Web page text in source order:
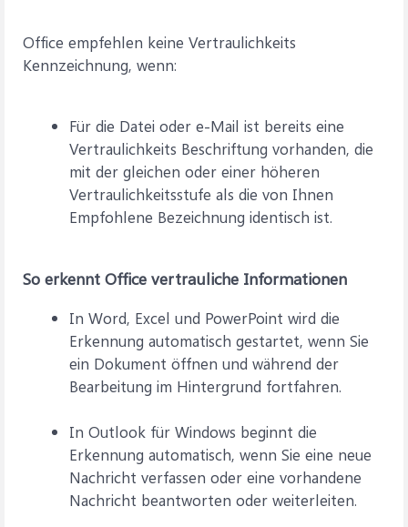
Office empfehlen keine Vertraulichkeits
Kennzeichnung, wenn:
Für die Datei oder e-Mail ist bereits eine
Vertraulichkeits Beschriftung vorhanden, die
mit der gleichen oder einer höheren
Vertraulichkeitsstufe als die von Ihnen
Empfohlene Bezeichnung identisch ist.
So erkennt Office vertrauliche Informationen
In Word, Excel und PowerPoint wird die
Erkennung automatisch gestartet, wenn Sie
ein Dokument öffnen und während der
Bearbeitung im Hintergrund fortfahren.
In Outlook für Windows beginnt die
Erkennung automatisch, wenn Sie eine neue
Nachricht verfassen oder eine vorhandene
Nachricht beantworten oder weiterleiten.